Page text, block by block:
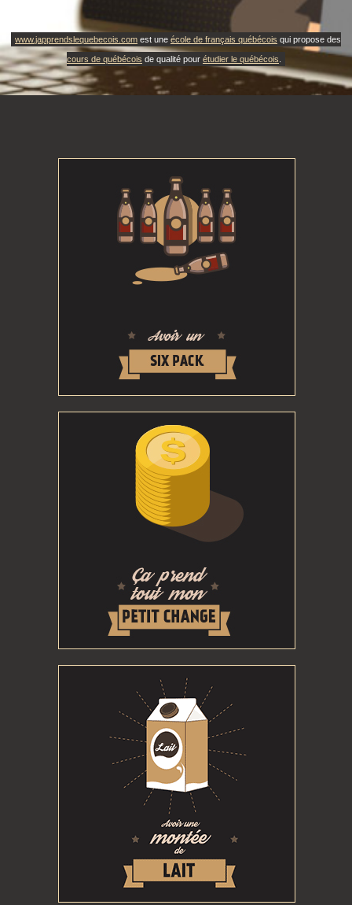
www.japprendslequebecois.com est une école de français québécois qui propose des
cours de québécois de qualité pour étudier le québécois